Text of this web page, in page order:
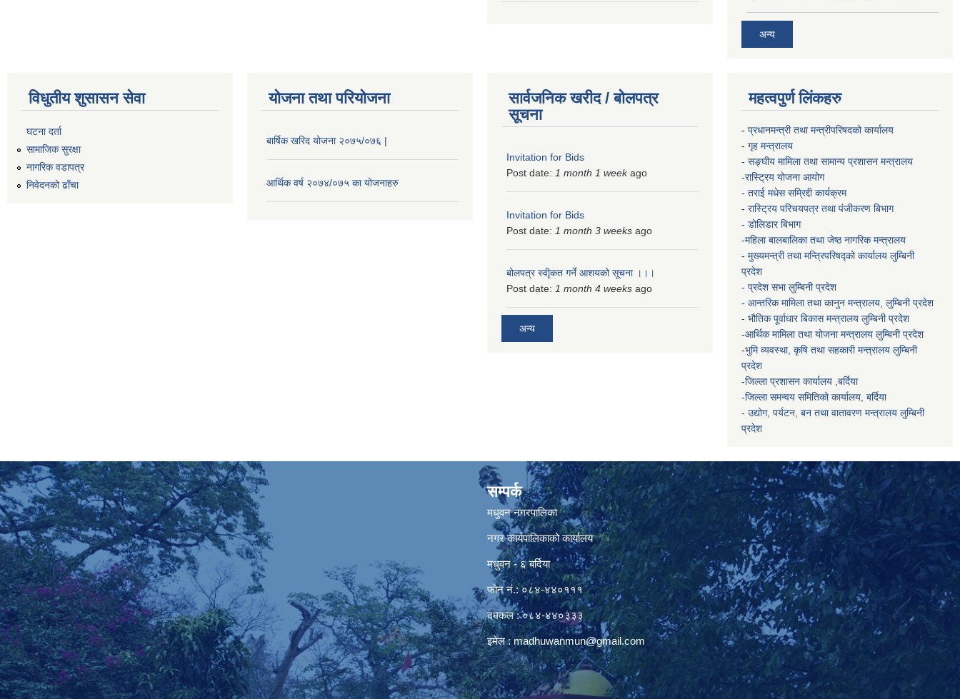
अन्य
विधुतीय शुसासन सेवा
घटना दर्ता
सामाजिक सुरक्षा
नागरिक वडापत्र
निवेदनको ढाँचा
योजना तथा परियोजना
बार्षिक खरिद योजना २०७५/०७६ |
आर्थिक वर्ष २०७४/०७५ का योजनाहरु
सार्वजनिक खरीद / बोलपत्र
सूचना
Invitation for Bids
Post date: 1 month 1 weekago
Invitation for Bids
Post date: 1 month 3 weeks ago
बोलपत्र स्वीृकत गर्ने आशयको सूचना ।।।
Post date: 1 month 4 weeks ago
अन्य
महत्वपुर्ण लिंकहरु
- प्रधानमन्त्री तथा मन्त्रीपरिषदको कार्यालय
- गृह मन्त्रालय
- सङ्घीय मामिला तथा सामान्य प्रशासन मन्त्रालय
-रास्ट्रिय योजना आयोग
- तराई मधेस सम्रिद्दी कार्यक्रम
- रास्ट्रिय परिचयपत्र तथा पंजीकरण बिभाग
- डोलिडार बिभाग
-महिला बालबालिका तथा जेष्ठ नागरिक मन्त्रालय
- मुख्यमन्त्री तथा मन्त्रिपरिषद्को कार्यालय लुम्बिनी
प्रदेश
- प्रदेश सभा लुम्बिनी प्रदेश
- आन्तरिक मामिला तथा कानुन मन्त्रालय, लुम्बिनी प्रदेश
- भौतिक पूर्वाधार बिकास मन्त्रालय लुम्बिनी प्रदेश
-आर्थिक मामिला तथा योजना मन्त्रालय लुम्बिनी प्रदेश
-भुमि व्यवस्था, कृषि तथा सहकारी मन्त्रालय लुम्बिनी
प्रदेश
-जिल्ला प्रशासन कार्यालय ,बर्दिया
-जिल्ला समन्वय समितिको कार्यालय, बर्दिया
- उद्योग, पर्यटन, बन तथा वातावरण मन्त्रालय लुम्बिनी
प्रदेश
सम्पर्क
मधुवन नगरपालिका
नगर कार्यपालिकाको कार्यालय
मधुवन - ६ बर्दिया
फोन नं.: ०८४-४४०१११
दमकल : ०८४-४४०३३३
इमेल :madhuwanmun@gmail.com